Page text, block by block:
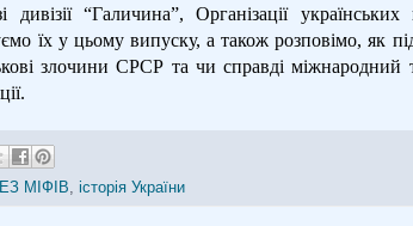
“Галичина”, Організації українських
їх у цьому випуску, а також розповімо, як
злочини СРСР та чи справді міжнародний
МІФІВ історія України